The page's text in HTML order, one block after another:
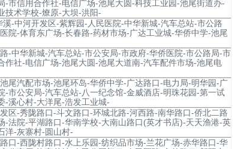
-市信用合作社-电信广场-池尾大圆-科技工业园-池尾街道办-
技术学校-燎原-大坝-洪阳-
-中河开发区-紫辉园-人民医院-中华新城-汽车总站-市公路
院-体育东广场-长春路-药材市场-广达工业城-华侨中学-池尾
-中华新城-汽车总站-市公安局-市政府-华侨医院-市公路局-市
作社-电信广场-池尾大圆-池尾大道南-汽车配件市场-池尾电
尾汽配市场-池尾环岛-华侨中学-广达路口-电力局-明华园-广
-市公安局-汽车总站-八一纪念馆-金威酒店-明珠花园-第一试
-溪心村-大洋尾-浩发工业城-
区-秀陇路口-斗文路口-环城北路-河西路-南华路口-侨北二路
-法院-平湖路口-华南学校-大南山路口(英才书店)-天天渔港-英
洋-灰寨村-圆山村-
口-西陇村路口-水上乐园-纺织品市场-兰花广场-赤华路口-华